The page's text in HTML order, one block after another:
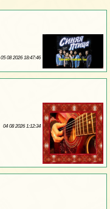
05 08 2026 18:47:46
04 08 2026 1:12:34